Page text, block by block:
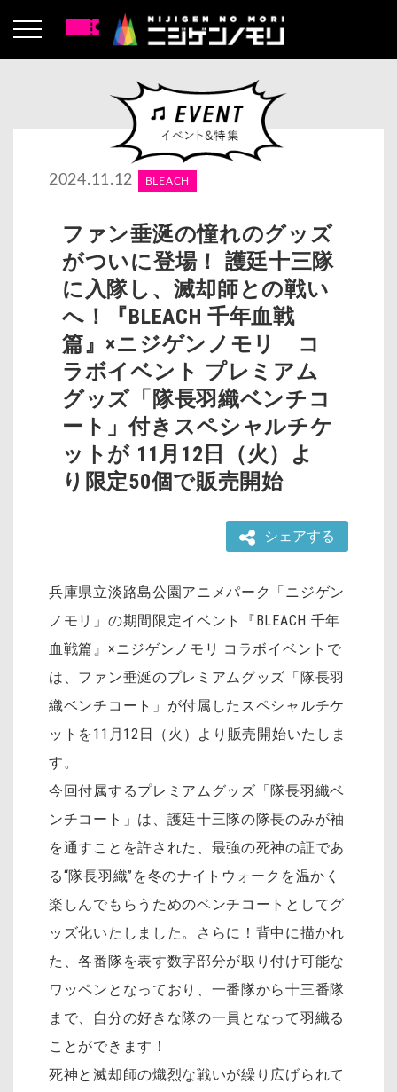
2024.11.12 BLEACH
ファン垂涎の憧れのグッズ
がついに登場！ 護廷十三隊
に入隊し、滅却師との戦い
へ！『BLEACH 千年血戦
篇』×ニジゲンノモリ コ
ラボイベント プレミアム
グッズ「隊長羽織ベンチコ
ート」付きスペシャルチケ
ットが 11月12日（火）よ
り限定50個で販売開始
シェアする
兵庫県立淡路島公園アニメパーク「ニジゲン
ノモリ」の期間限定イベント『BLEACH 千年
血戦篇』×ニジゲンノモリ コラボイベントで
は、ファン垂涎のプレミアムグッズ「隊長羽
織ベンチコート」が付属したスペシャルチケ
ットを11月12日（火）より販売開始いたしま
す。
今回付属するプレミアムグッズ「隊長羽織ベ
ンチコート」は、護廷十三隊の隊長のみが袖
を通すことを許された、最強の死神の証であ
る“隊長羽織”を冬のナイトウォークを温かく
楽しんでもらうためのベンチコートとしてグ
ッズ化いたしました。さらに！背中に描かれ
た、各番隊を表す数字部分が取り付け可能な
ワッペンとなっており、一番隊から十三番隊
まで、自分の好きな隊の一員となって羽織る
ことができます！
死神と滅却師の熾烈な戦いが繰り広げられて